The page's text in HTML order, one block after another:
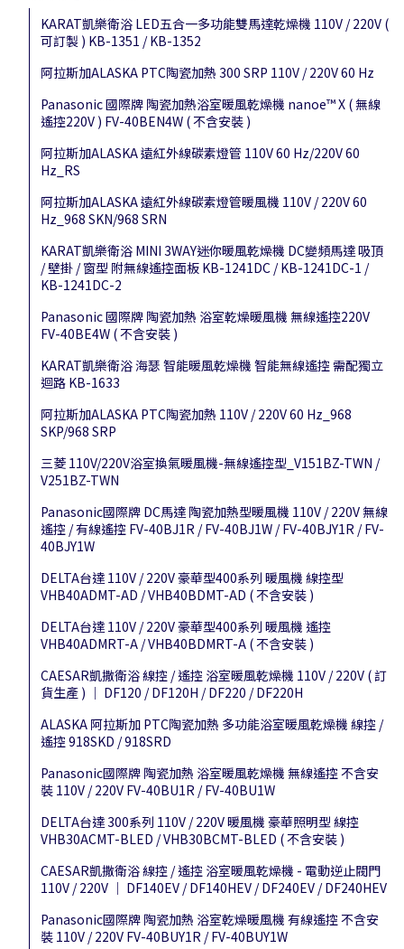
KARAT凱樂衛浴 LED五合一多功能雙馬達乾燥機 110V / 220V (
可訂製 ) KB-1351 / KB-1352
阿拉斯加ALASKA PTC陶瓷加熱 300 SRP 110V / 220V 60 Hz
Panasonic 國際牌 陶瓷加熱浴室暖風乾燥機 nanoe™ X ( 無線
遙控220V ) FV-40BEN4W ( 不含安裝 )
阿拉斯加ALASKA 遠紅外線碳素燈管 110V 60 Hz/220V 60
Hz_RS
阿拉斯加ALASKA 遠紅外線碳素燈管暖風機 110V / 220V 60
Hz_968 SKN/968 SRN
KARAT凱樂衛浴 MINI 3WAY迷你暖風乾燥機 DC變頻馬達 吸頂
/ 壁掛 / 窗型 附無線遙控面板 KB-1241DC / KB-1241DC-1 /
KB-1241DC-2
Panasonic 國際牌 陶瓷加熱 浴室乾燥暖風機 無線遙控220V
FV-40BE4W ( 不含安裝 )
KARAT凱樂衛浴 海瑟 智能暖風乾燥機 智能無線遙控 需配獨立
迴路 KB-1633
阿拉斯加ALASKA PTC陶瓷加熱 110V / 220V 60 Hz_968
SKP/968 SRP
三菱 110V/220V浴室換氣暖風機-無線遙控型_V151BZ-TWN /
V251BZ-TWN
Panasonic國際牌 DC馬達 陶瓷加熱型暖風機 110V / 220V 無線
遙控 / 有線遙控 FV-40BJ1R / FV-40BJ1W / FV-40BJY1R / FV-
40BJY1W
DELTA台達 110V / 220V 豪華型400系列 暖風機 線控型
VHB40ADMT-AD / VHB40BDMT-AD ( 不含安裝 )
DELTA台達 110V / 220V 豪華型400系列 暖風機 遙控
VHB40ADMRT-A / VHB40BDMRT-A ( 不含安裝 )
CAESAR凱撒衛浴 線控 / 遙控 浴室暖風乾燥機 110V / 220V ( 訂
貨生產 ) │ DF120 / DF120H / DF220 / DF220H
ALASKA 阿拉斯加 PTC陶瓷加熱 多功能浴室暖風乾燥機 線控 /
遙控 918SKD / 918SRD
Panasonic國際牌 陶瓷加熱 浴室暖風乾燥機 無線遙控 不含安
裝 110V / 220V FV-40BU1R / FV-40BU1W
DELTA台達 300系列 110V / 220V 暖風機 豪華照明型 線控
VHB30ACMT-BLED / VHB30BCMT-BLED ( 不含安裝 )
CAESAR凱撒衛浴 線控 / 遙控 浴室暖風乾燥機 - 電動逆止閥門
110V / 220V │ DF140EV / DF140HEV / DF240EV / DF240HEV
Panasonic國際牌 陶瓷加熱 浴室乾燥暖風機 有線遙控 不含安
裝 110V / 220V FV-40BUY1R / FV-40BUY1W